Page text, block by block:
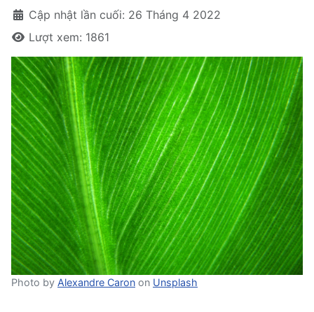
Cập nhật lần cuối: 26 Tháng 4 2022
Lượt xem: 1861
Photo by Alexandre Caron on Unsplash